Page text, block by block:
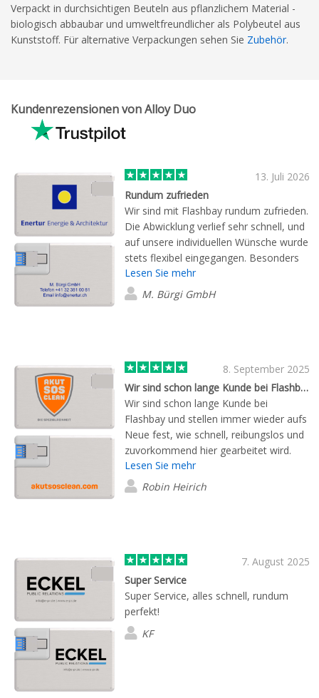
Verpackt in durchsichtigen Beuteln aus pflanzlichem Material -
biologisch abbaubar und umweltfreundlicher als Polybeutel aus
Kunststoff. Für alternative Verpackungen sehen Sie Zubehör.
Kundenrezensionen von Alloy Duo
13. Juli 2026
Rundum zufrieden
Wir sind mit Flashbay rundum zufrieden.
Die Abwicklung verlief sehr schnell, und
auf unsere individuellen Wünsche wurde
stets flexibel eingegangen. Besonders
hervorheben möchten wir die
hervorragende Betreuung durch Herrn
Guse, der uns kompetent und
Lesen Sie mehr
M. Bürgi GmbH
8. September 2025
Wir sind schon lange Kunde bei Flashbay…
Wir sind schon lange Kunde bei
Flashbay und stellen immer wieder aufs
Neue fest, wie schnell, reibungslos und
zuvorkommend hier gearbeitet wird.
Unsere Betreuerin Frau Armstrong ist
einfach top! Kompetent, freundlich und
Lesen Sie mehr
Robin Heirich
7. August 2025
Super Service
Super Service, alles schnell, rundum
perfekt!
KF